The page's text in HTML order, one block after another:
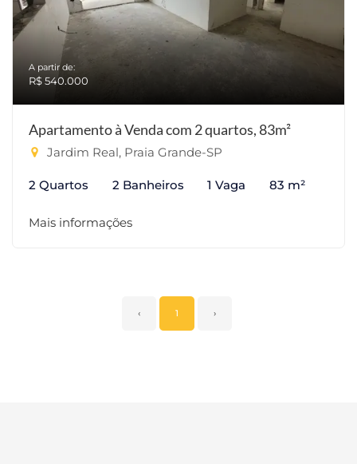
A partir de:
R$ 540.000
Apartamento à Venda com 2 quartos, 83m²
Jardim Real, Praia Grande-SP
2 Quartos 2 Banheiros 1 Vaga 83 m²
Mais informações
‹ 1 ›